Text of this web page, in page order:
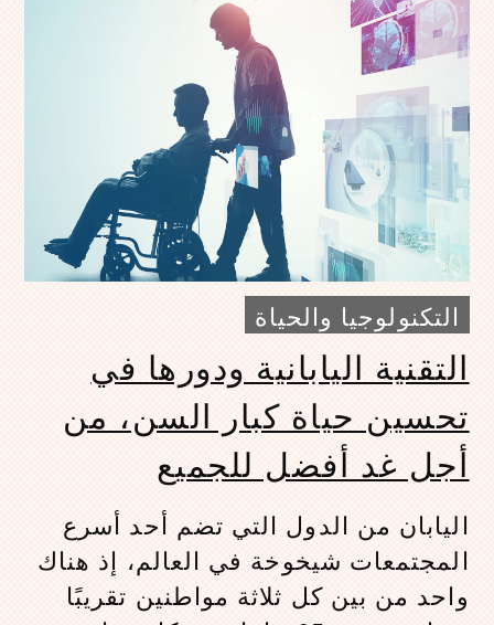
التقنية اليابانية ودورها في
تحسين حياة كبار السن، من
أجل غد أفضل للجميع
التكنولوجيا والحياة
اليابان من الدول التي تضم أحد أسرع
المجتمعات شيخوخة في العالم، إذ هناك
واحد من بين كل ثلاثة مواطنين تقريبًا